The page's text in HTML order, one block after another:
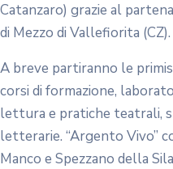
Catanzaro) grazie al
di Mezzo di Vallefiorita (CZ).
A breve partiranno le
corsi di formazione,
lettura e pratiche teatrali,
letterarie. “Argento Vivo”
Manco e Spezzano della